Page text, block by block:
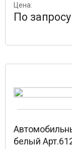
Цена:
По запросу
белый